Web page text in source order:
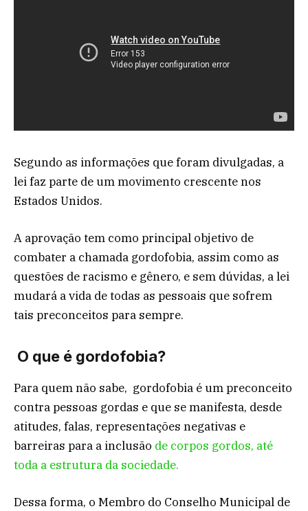
Segundo as informações que foram divulgadas, a
lei faz parte de um movimento crescente nos
Estados Unidos.
A aprovação tem como principal objetivo de
combater a chamada gordofobia, assim como as
questões de racismo e gênero, e sem dúvidas, a lei
mudará a vida de todas as pessoais que sofrem
tais preconceitos para sempre.
O que é gordofobia?
Para quem não sabe, gordofobia é um preconceito
contra pessoas gordas e que se manifesta, desde
atitudes, falas, representações negativas e
barreiras para a inclusão de corpos gordos, até
toda a estrutura da sociedade.
Dessa forma, o Membro do Conselho Municipal de